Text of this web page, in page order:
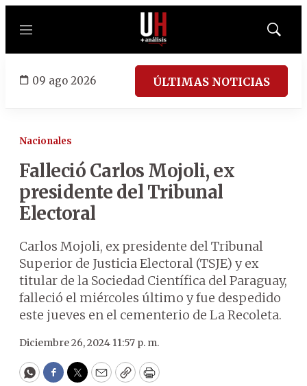
Menú
Mostrar
09 ago 2026 ÚLTIMAS NOTICIAS
Nacionales
Falleció Carlos Mojoli, ex
presidente del Tribunal
Electoral
Carlos Mojoli, ex presidente del Tribunal
Superior de Justicia Electoral (TSJE) y ex
titular de la Sociedad Científica del Paraguay,
falleció el miércoles último y fue despedido
este jueves en el cementerio de La Recoleta.
Diciembre 26, 2024 11:57 p. m.
WhatsApp
Facebook
Twitter
EmailCopyPrint